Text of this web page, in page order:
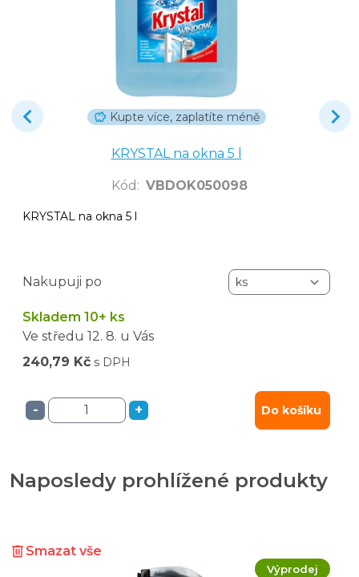
Kupte více, zaplatíte méně
KRYSTAL na okna 5 l
Kód : VBDOK050098
KRYSTAL na okna 5 l
Nakupuji po
Skladem 10+ ks
Ve středu 12. 8. u Vás
240,79 Kč s DPH
- + Do košíku
Naposledy prohlížené produkty
Smazat vše
Výprodej